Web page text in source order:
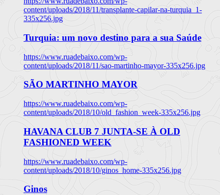
content/uploads/2018/11/transplante-capilar-na-turquia_1-
335x256.jpg
Turquia: um novo destino para a sua Saúde
https://www.ruadebaixo.com/wp-
content/uploads/2018/11/sao-martinho-mayor-335x256.jpg
SÃO MARTINHO MAYOR
https://www.ruadebaixo.com/wp-
content/uploads/2018/10/old_fashion_week-335x256.jpg
HAVANA CLUB 7 JUNTA-SE À OLD
FASHIONED WEEK
https://www.ruadebaixo.com/wp-
content/uploads/2018/10/ginos_home-335x256.jpg
Ginos